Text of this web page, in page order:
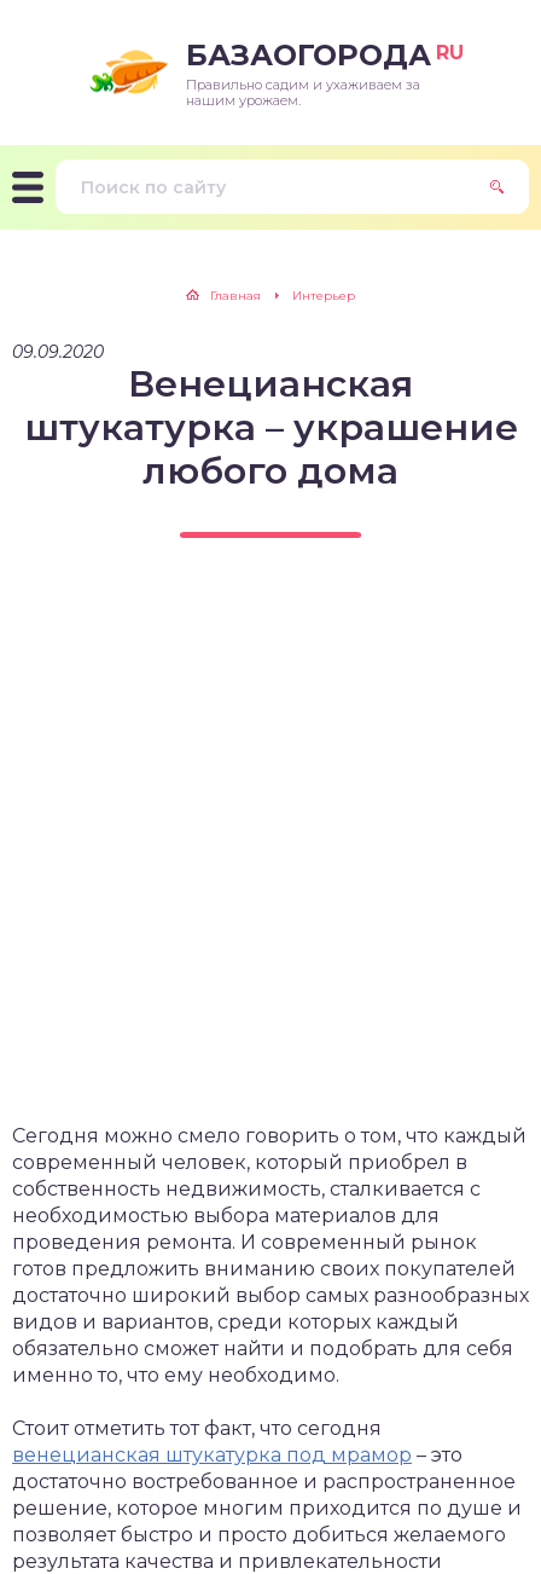
БАЗАОГОРОДА RU
Правильно садим и ухаживаем за
нашим урожаем.
Главная Интерьер
09.09.2020
Венецианская
штукатурка – украшение
любого дома
Сегодня можно смело говорить о том, что каждый
современный человек, который приобрел в
собственность недвижимость, сталкивается с
необходимостью выбора материалов для
проведения ремонта. И современный рынок
готов предложить вниманию своих покупателей
достаточно широкий выбор самых разнообразных
видов и вариантов, среди которых каждый
обязательно сможет найти и подобрать для себя
именно то, что ему необходимо.
Стоит отметить тот факт, что сегодня
венецианская штукатурка под мрамор – это
достаточно востребованное и распространенное
решение, которое многим приходится по душе и
позволяет быстро и просто добиться желаемого
результата качества и привлекательности